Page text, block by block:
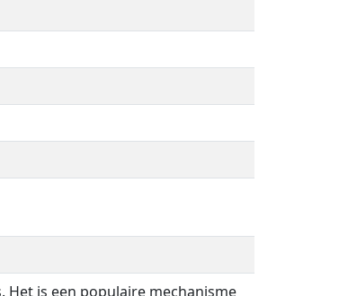
Het is een populaire mechanisme